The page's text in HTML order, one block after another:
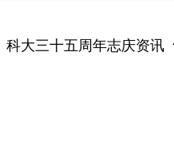
科大三十五周年志庆资讯